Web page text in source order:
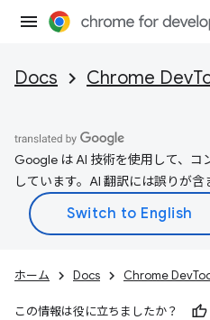
Docs Chrome
Google は AI 技術を使用して、コ
しています。AI 翻訳には誤りが含
ホーム Docs Chrome
この情報は役に立ちましたか？